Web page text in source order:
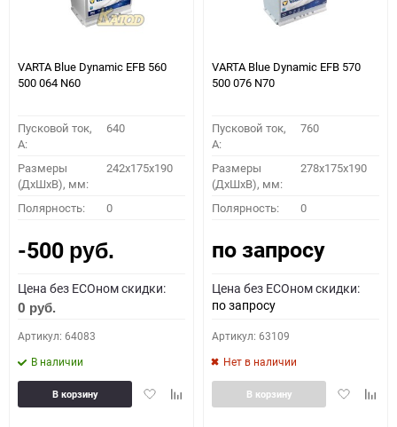
VARTA Blue Dynamic EFB 560
500 064 N60
Пусковой ток,
A:
640
Размеры
(ДхШхВ), мм:
242x175x190
Полярность: 0
-500 руб.
Цена без ECOном скидки:
0 руб.
Артикул: 64083
В наличии
ДобавитьДобавить
В корзину
VARTA Blue Dynamic EFB 570
500 076 N70
Пусковой ток,
A:
760
Размеры
(ДхШхВ), мм:
278x175x190
Полярность: 0
по запросу
Цена без ECOном скидки:
по запросу
Артикул: 63109
Нет в наличии
Добавить
В корзину